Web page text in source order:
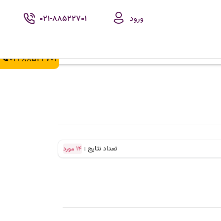
ورود 021-88522701
021-88522702
تعداد نتایج : 14 مورد